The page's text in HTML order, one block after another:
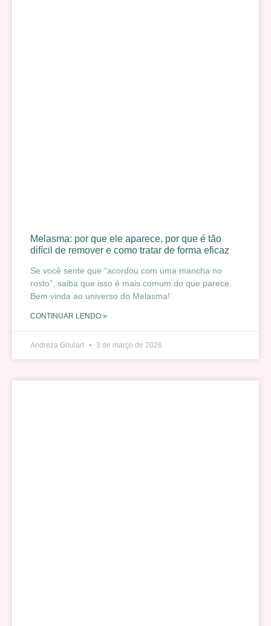
Melasma: por que ele aparece, por que é tão
difícil de remover e como tratar de forma eficaz
Se você sente que “acordou com uma mancha no
rosto”, saiba que isso é mais comum do que parece.
Bem vinda ao universo do Melasma!
CONTINUAR LENDO »
Andreza Goulart 3 de março de 2026